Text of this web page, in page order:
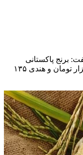
برنج پاکستانی
وارداتی با ارز آزاد حدوداً باید کیلویی ۱۶۰ هزار تومان و هندی ۱۳۵